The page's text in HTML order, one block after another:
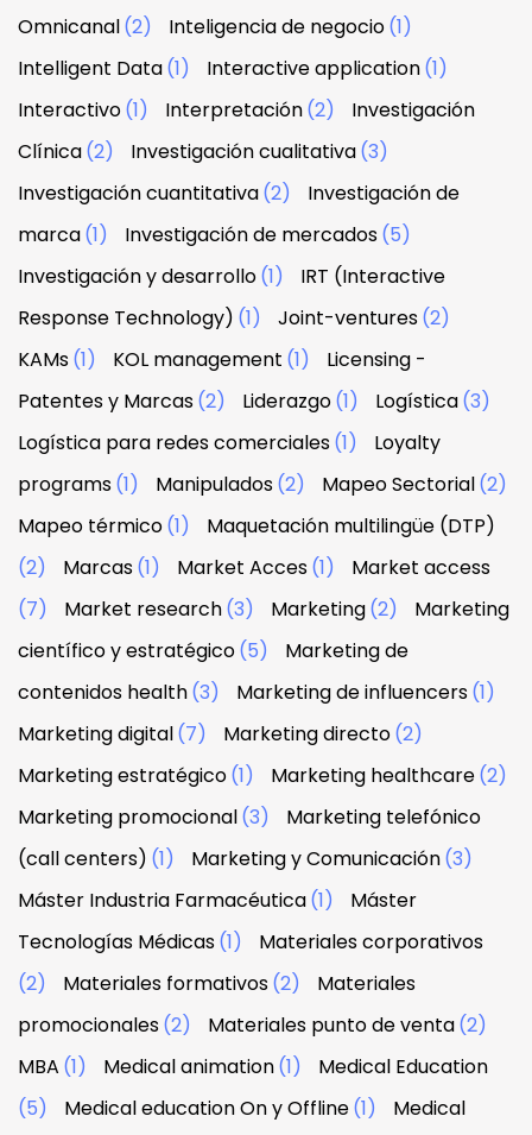
Omnicanal(2) Inteligencia de negocio(1)
Intelligent Data(1) Interactive application(1)
Interactivo(1) Interpretación(2)
Investigación
Clínica(2) Investigación cualitativa(3)
Investigación cuantitativa(2)
Investigación de
marca(1) Investigación de mercados(5)
Investigación y desarrollo(1)
IRT (Interactive
Response Technology) (1) Joint-ventures(2)
KAMs(1) KOL management (1)
Licensing -
Patentes y Marcas(2) Liderazgo(1) Logística(3)
Logística para redes comerciales(1)
Loyalty
programs(1) Manipulados(2) Mapeo Sectorial(2)
Mapeo térmico(1)
Maquetación multilingüe (DTP)
(2)
Marcas(1) Market Acces(1)
Market access
(7)
Market research(3) Marketing(2)
Marketing
científico y estratégico(5)
Marketing de
contenidos health(3) Marketing de influencers(1)
Marketing digital(7) Marketing directo(2)
Marketing estratégico(1) Marketing healthcare(2)
Marketing promocional(3)
Marketing telefónico
(call centers) (1) Marketing y Comunicación(3)
Máster Industria Farmacéutica(1)
Máster
Tecnologías Médicas(1)
Materiales corporativos
(2)
Materiales formativos(2)
Materiales
promocionales(2) Materiales punto de venta(2)
MBA (1) Medical animation(1)
Medical Education
(5)
Medical education On y Offline(1)
Medical